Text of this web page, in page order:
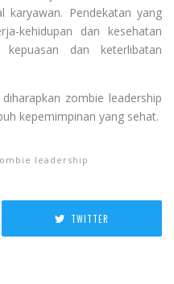
karyawan. Pendekatan yang
kehidupan dan kesehatan
dan keterlibatan
zombie leadership
kepemimpinan yang sehat.
leadership
TWITTER